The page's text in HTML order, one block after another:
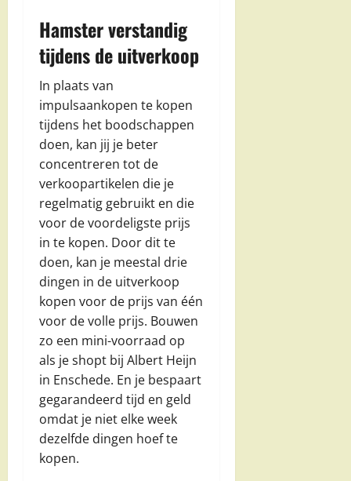
Hamster verstandig
tijdens de uitverkoop
In plaats van
impulsaankopen te kopen
tijdens het boodschappen
doen, kan jij je beter
concentreren tot de
verkoopartikelen die je
regelmatig gebruikt en die
voor de voordeligste prijs
in te kopen. Door dit te
doen, kan je meestal drie
dingen in de uitverkoop
kopen voor de prijs van één
voor de volle prijs. Bouwen
zo een mini-voorraad op
als je shopt bij Albert Heijn
in Enschede. En je bespaart
gegarandeerd tijd en geld
omdat je niet elke week
dezelfde dingen hoef te
kopen.